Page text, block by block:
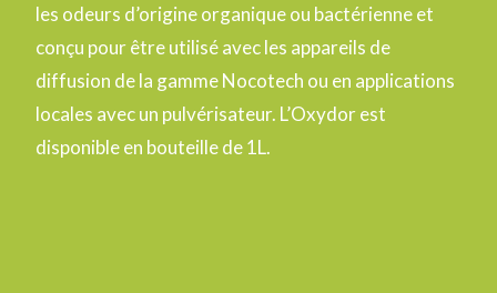
les odeurs d’origine organique ou bactérienne et
conçu pour être utilisé avec les appareils de
diffusion de la gamme Nocotech ou en applications
locales avec un pulvérisateur. L’Oxydor est
disponible en bouteille de 1L.